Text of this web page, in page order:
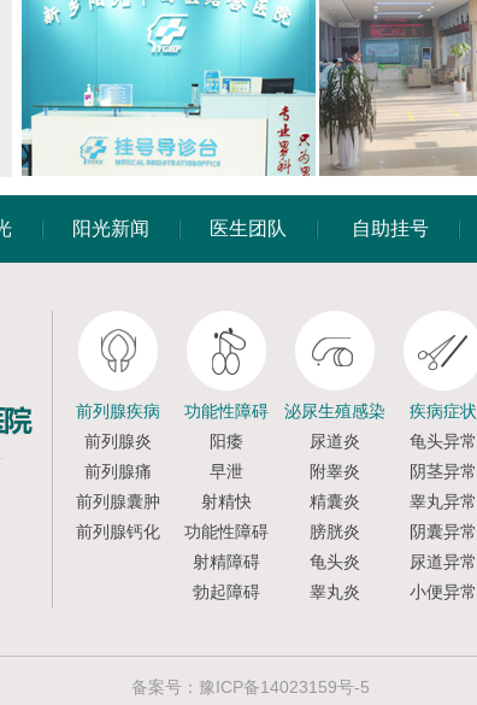
阳光新闻 医生团队 自助挂号
前列腺疾病
前列腺炎
前列腺痛
前列腺囊肿
前列腺钙化
功能性障碍
阳痿
早泄
射精快
功能性障碍
射精障碍
勃起障碍
泌尿生殖感染
尿道炎
附睾炎
精囊炎
膀胱炎
龟头炎
睾丸炎
疾病症状
龟头异常
阴茎异常
睾丸异常
阴囊异常
尿道异常
小便异常
备案号： 豫ICP备14023159号-5